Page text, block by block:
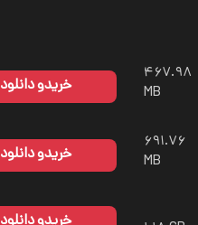
۴۶۷.۹۸
MB
خریدو دانلود
۶۹۱.۷۶
MB
خریدو دانلود